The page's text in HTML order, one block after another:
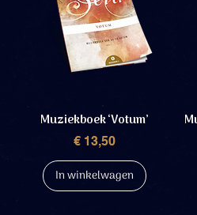
Muziekboek ‘Votum’
Prijs
€ 13,50
In winkelwagen